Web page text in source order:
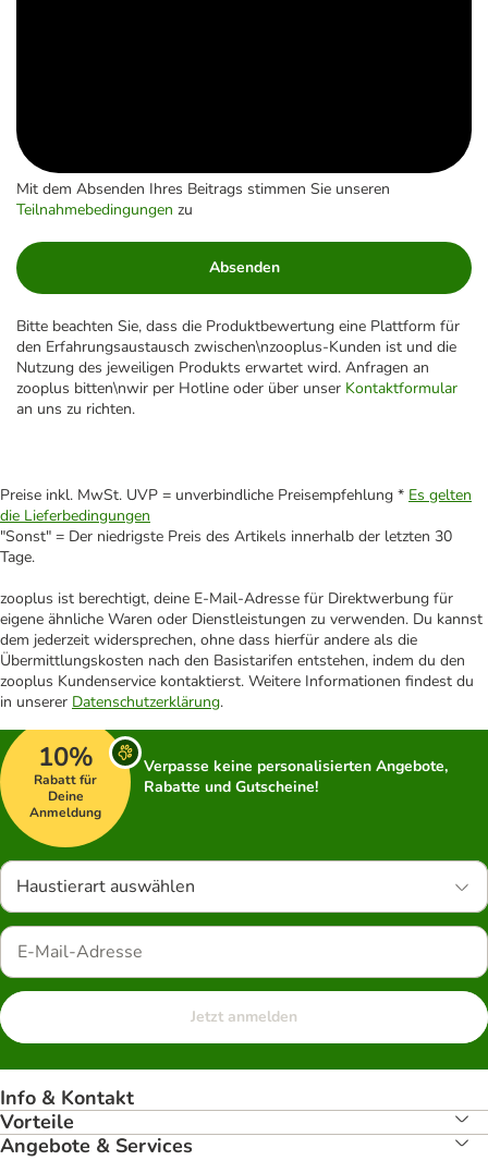
Mit dem Absenden Ihres Beitrags stimmen Sie unseren
Teilnahmebedingungen zu
Absenden
Bitte beachten Sie, dass die Produktbewertung eine Plattform für
den Erfahrungsaustausch zwischen\nzooplus-Kunden ist und die
Nutzung des jeweiligen Produkts erwartet wird. Anfragen an
zooplus bitten\nwir per Hotline oder über unser Kontaktformular
an uns zu richten.
Preise inkl. MwSt. UVP = unverbindliche Preisempfehlung * Es gelten
die Lieferbedingungen
"Sonst" = Der niedrigste Preis des Artikels innerhalb der letzten 30
Tage.
zooplus ist berechtigt, deine E-Mail-Adresse für Direktwerbung für
eigene ähnliche Waren oder Dienstleistungen zu verwenden. Du kannst
dem jederzeit widersprechen, ohne dass hierfür andere als die
Übermittlungskosten nach den Basistarifen entstehen, indem du den
zooplus Kundenservice kontaktierst. Weitere Informationen findest du
in unserer Datenschutzerklärung.
10%
Rabatt für
Deine
Anmeldung
Verpasse keine personalisierten Angebote,
Rabatte und Gutscheine!
Haustierart auswählen
Jetzt anmelden
Info & Kontakt
Vorteile
Angebote & Services